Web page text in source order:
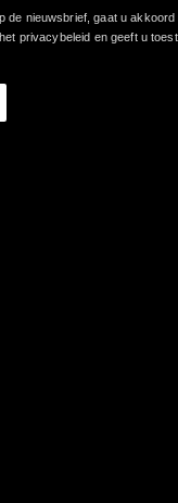
de nieuwsbrief, gaat u akkoord
privacybeleid en geeft u